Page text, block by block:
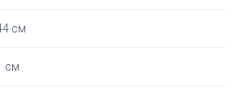
см
см